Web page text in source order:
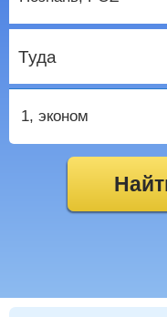
Туда
1, эконом